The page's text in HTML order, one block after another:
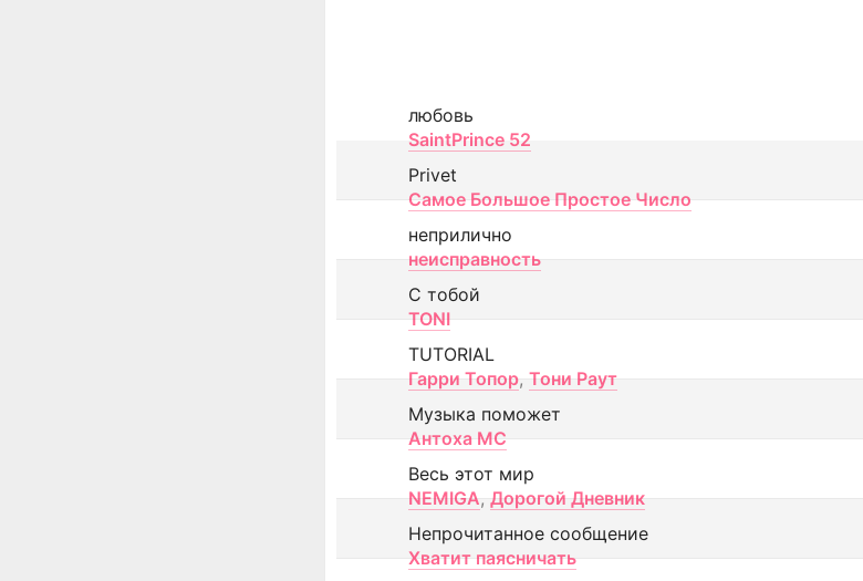
любовь
SaintPrince 52
Privet
Самое Большое Простое Число
неприлично
неисправность
С тобой
TONI
TUTORIAL
Гарри Топор, Тони Раут
Музыка поможет
Антоха МС
Весь этот мир
NEMIGA, Дорогой Дневник
Непрочитанное сообщение
Хватит паясничать